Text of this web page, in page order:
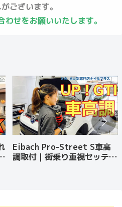
ございます。
せをお願いいたします。
Eibach Pro-Street S車高
調取付｜街乗り重視セッティ